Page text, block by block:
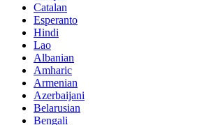
Catalan
Esperanto
Hindi
Lao
Albanian
Amharic
Armenian
Azerbaijani
Belarusian
Bengali